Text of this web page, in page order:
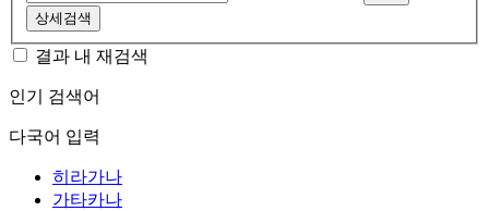
상세검색
결과 내 재검색
인기 검색어
다국어 입력
히라가나
가타카나